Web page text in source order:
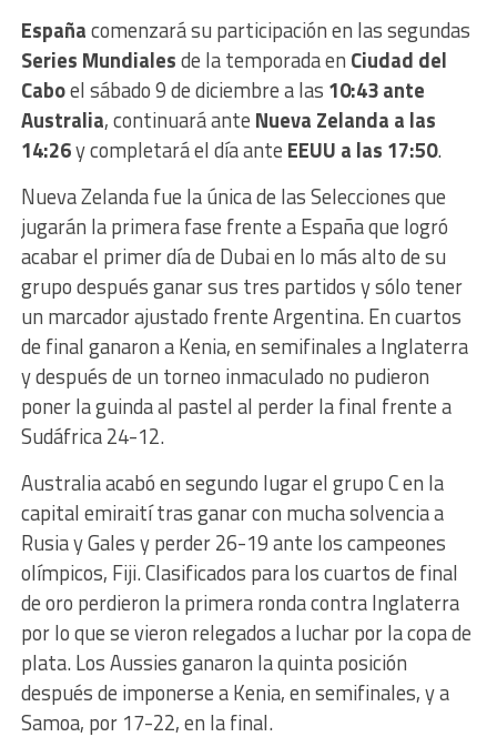
Españacomenzará su participación en las segundas
Series Mundialesde la temporada en Ciudad del
Caboel sábado 9 de diciembre a las 10:43 ante
Australia, continuará ante Nueva Zelanda a las
14:26y completará el día ante EEUU a las 17:50.
Nueva Zelanda fue la única de las Selecciones que
jugarán la primera fase frente a España que logró
acabar el primer día de Dubai en lo más alto de su
grupo después ganar sus tres partidos y sólo tener
un marcador ajustado frente Argentina. En cuartos
de final ganaron a Kenia, en semifinales a Inglaterra
y después de un torneo inmaculado no pudieron
poner la guinda al pastel al perder la final frente a
Sudáfrica 24-12.
Australia acabó en segundo lugar el grupo C en la
capital emiraití tras ganar con mucha solvencia a
Rusia y Gales y perder 26-19 ante los campeones
olímpicos, Fiji. Clasificados para los cuartos de final
de oro perdieron la primera ronda contra Inglaterra
por lo que se vieron relegados a luchar por la copa de
plata. Los Aussies ganaron la quinta posición
después de imponerse a Kenia, en semifinales, y a
Samoa, por 17-22, en la final.